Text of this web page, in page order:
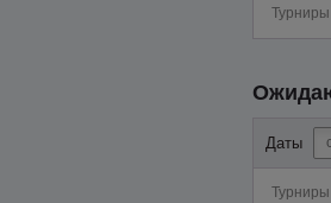
Турниры
Даты
Турниры